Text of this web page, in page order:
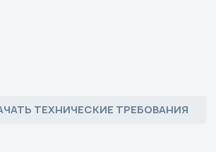
ТЕХНИЧЕСКИЕ ТРЕБОВАНИЯ